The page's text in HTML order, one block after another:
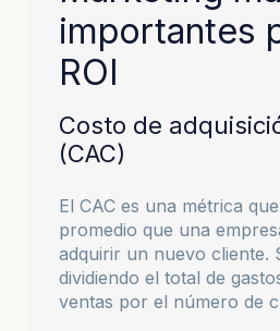
importantes
ROI
Costo de
(CAC)
El CAC es una métrica
promedio que una
adquirir un nuevo cliente.
dividiendo el total de
ventas por el número de